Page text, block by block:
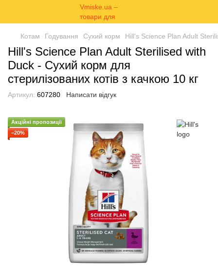
Котам Годування Сухий корм Hill's Science Plan Adult
Hill's Science Plan Adult Sterilised with
Duck - Сухий корм для
стерилізованих котів з качкою 10 кг
Артикул: 607280 Написати відгук
Акційні пропозиції
−20%